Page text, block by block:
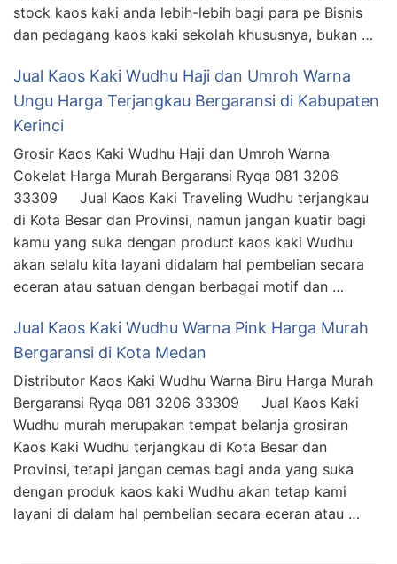
stock kaos kaki anda lebih-lebih bagi para pe Bisnis
dan pedagang kaos kaki sekolah khususnya, bukan …
Jual Kaos Kaki Wudhu Haji dan Umroh Warna
Ungu Harga Terjangkau Bergaransi di Kabupaten
Kerinci
Grosir Kaos Kaki Wudhu Haji dan Umroh Warna
Cokelat Harga Murah Bergaransi Ryqa 081 3206
33309 Jual Kaos Kaki Traveling Wudhu terjangkau
di Kota Besar dan Provinsi, namun jangan kuatir bagi
kamu yang suka dengan product kaos kaki Wudhu
akan selalu kita layani didalam hal pembelian secara
eceran atau satuan dengan berbagai motif dan …
Jual Kaos Kaki Wudhu Warna Pink Harga Murah
Bergaransi di Kota Medan
Distributor Kaos Kaki Wudhu Warna Biru Harga Murah
Bergaransi Ryqa 081 3206 33309 Jual Kaos Kaki
Wudhu murah merupakan tempat belanja grosiran
Kaos Kaki Wudhu terjangkau di Kota Besar dan
Provinsi, tetapi jangan cemas bagi anda yang suka
dengan produk kaos kaki Wudhu akan tetap kami
layani di dalam hal pembelian secara eceran atau …